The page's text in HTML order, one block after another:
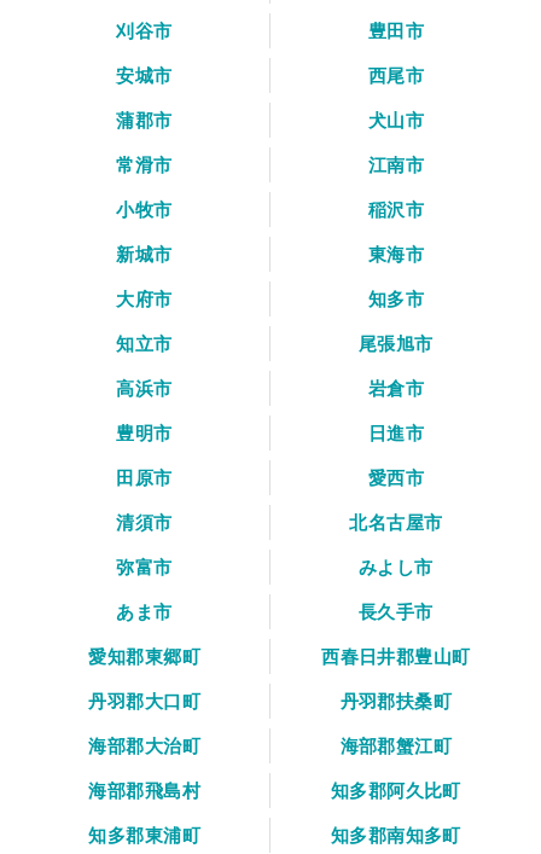
刈谷市
豊田市
安城市
西尾市
蒲郡市
犬山市
常滑市
江南市
小牧市
稲沢市
新城市
東海市
大府市
知多市
知立市
尾張旭市
高浜市
岩倉市
豊明市
日進市
田原市
愛西市
清須市
北名古屋市
弥富市
みよし市
あま市
長久手市
愛知郡東郷町
西春日井郡豊山町
丹羽郡大口町
丹羽郡扶桑町
海部郡大治町
海部郡蟹江町
海部郡飛島村
知多郡阿久比町
知多郡東浦町
知多郡南知多町